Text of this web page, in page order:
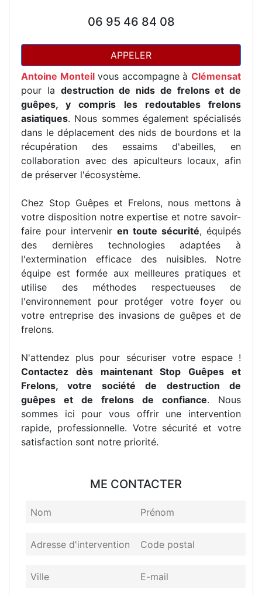
06 95 46 84 08
APPELER
Antoine Monteilvous accompagne àClémensat
pour la destruction de nids de frelons et de
guêpes, y compris les redoutables frelons
asiatiques. Nous sommes également spécialisés
dans le déplacement des nids de bourdons et la
récupération des essaims d'abeilles, en
collaboration avec des apiculteurs locaux, afin
de préserver l'écosystème.
Chez Stop Guêpes et Frelons, nous mettons à
votre disposition notre expertise et notre savoir-
faire pour intervenir en toute sécurité, équipés
des dernières technologies adaptées à
l'extermination efficace des nuisibles. Notre
équipe est formée aux meilleures pratiques et
utilise des méthodes respectueuses de
l'environnement pour protéger votre foyer ou
votre entreprise des invasions de guêpes et de
frelons.
N'attendez plus pour sécuriser votre espace !
Contactez dès maintenant Stop Guêpes et
Frelons, votre société de destruction de
guêpes et de frelons de confiance. Nous
sommes ici pour vous offrir une intervention
rapide, professionnelle. Votre sécurité et votre
satisfaction sont notre priorité.
ME CONTACTER